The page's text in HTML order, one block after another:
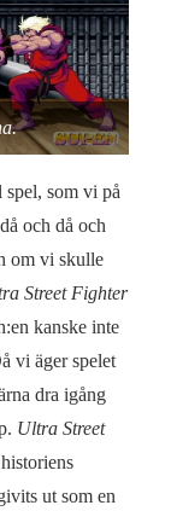
som vi på
och då och
om vi skulle
Street Fighter
kanske inte
vi äger spelet
dra igång
Ultra Street
ut som en